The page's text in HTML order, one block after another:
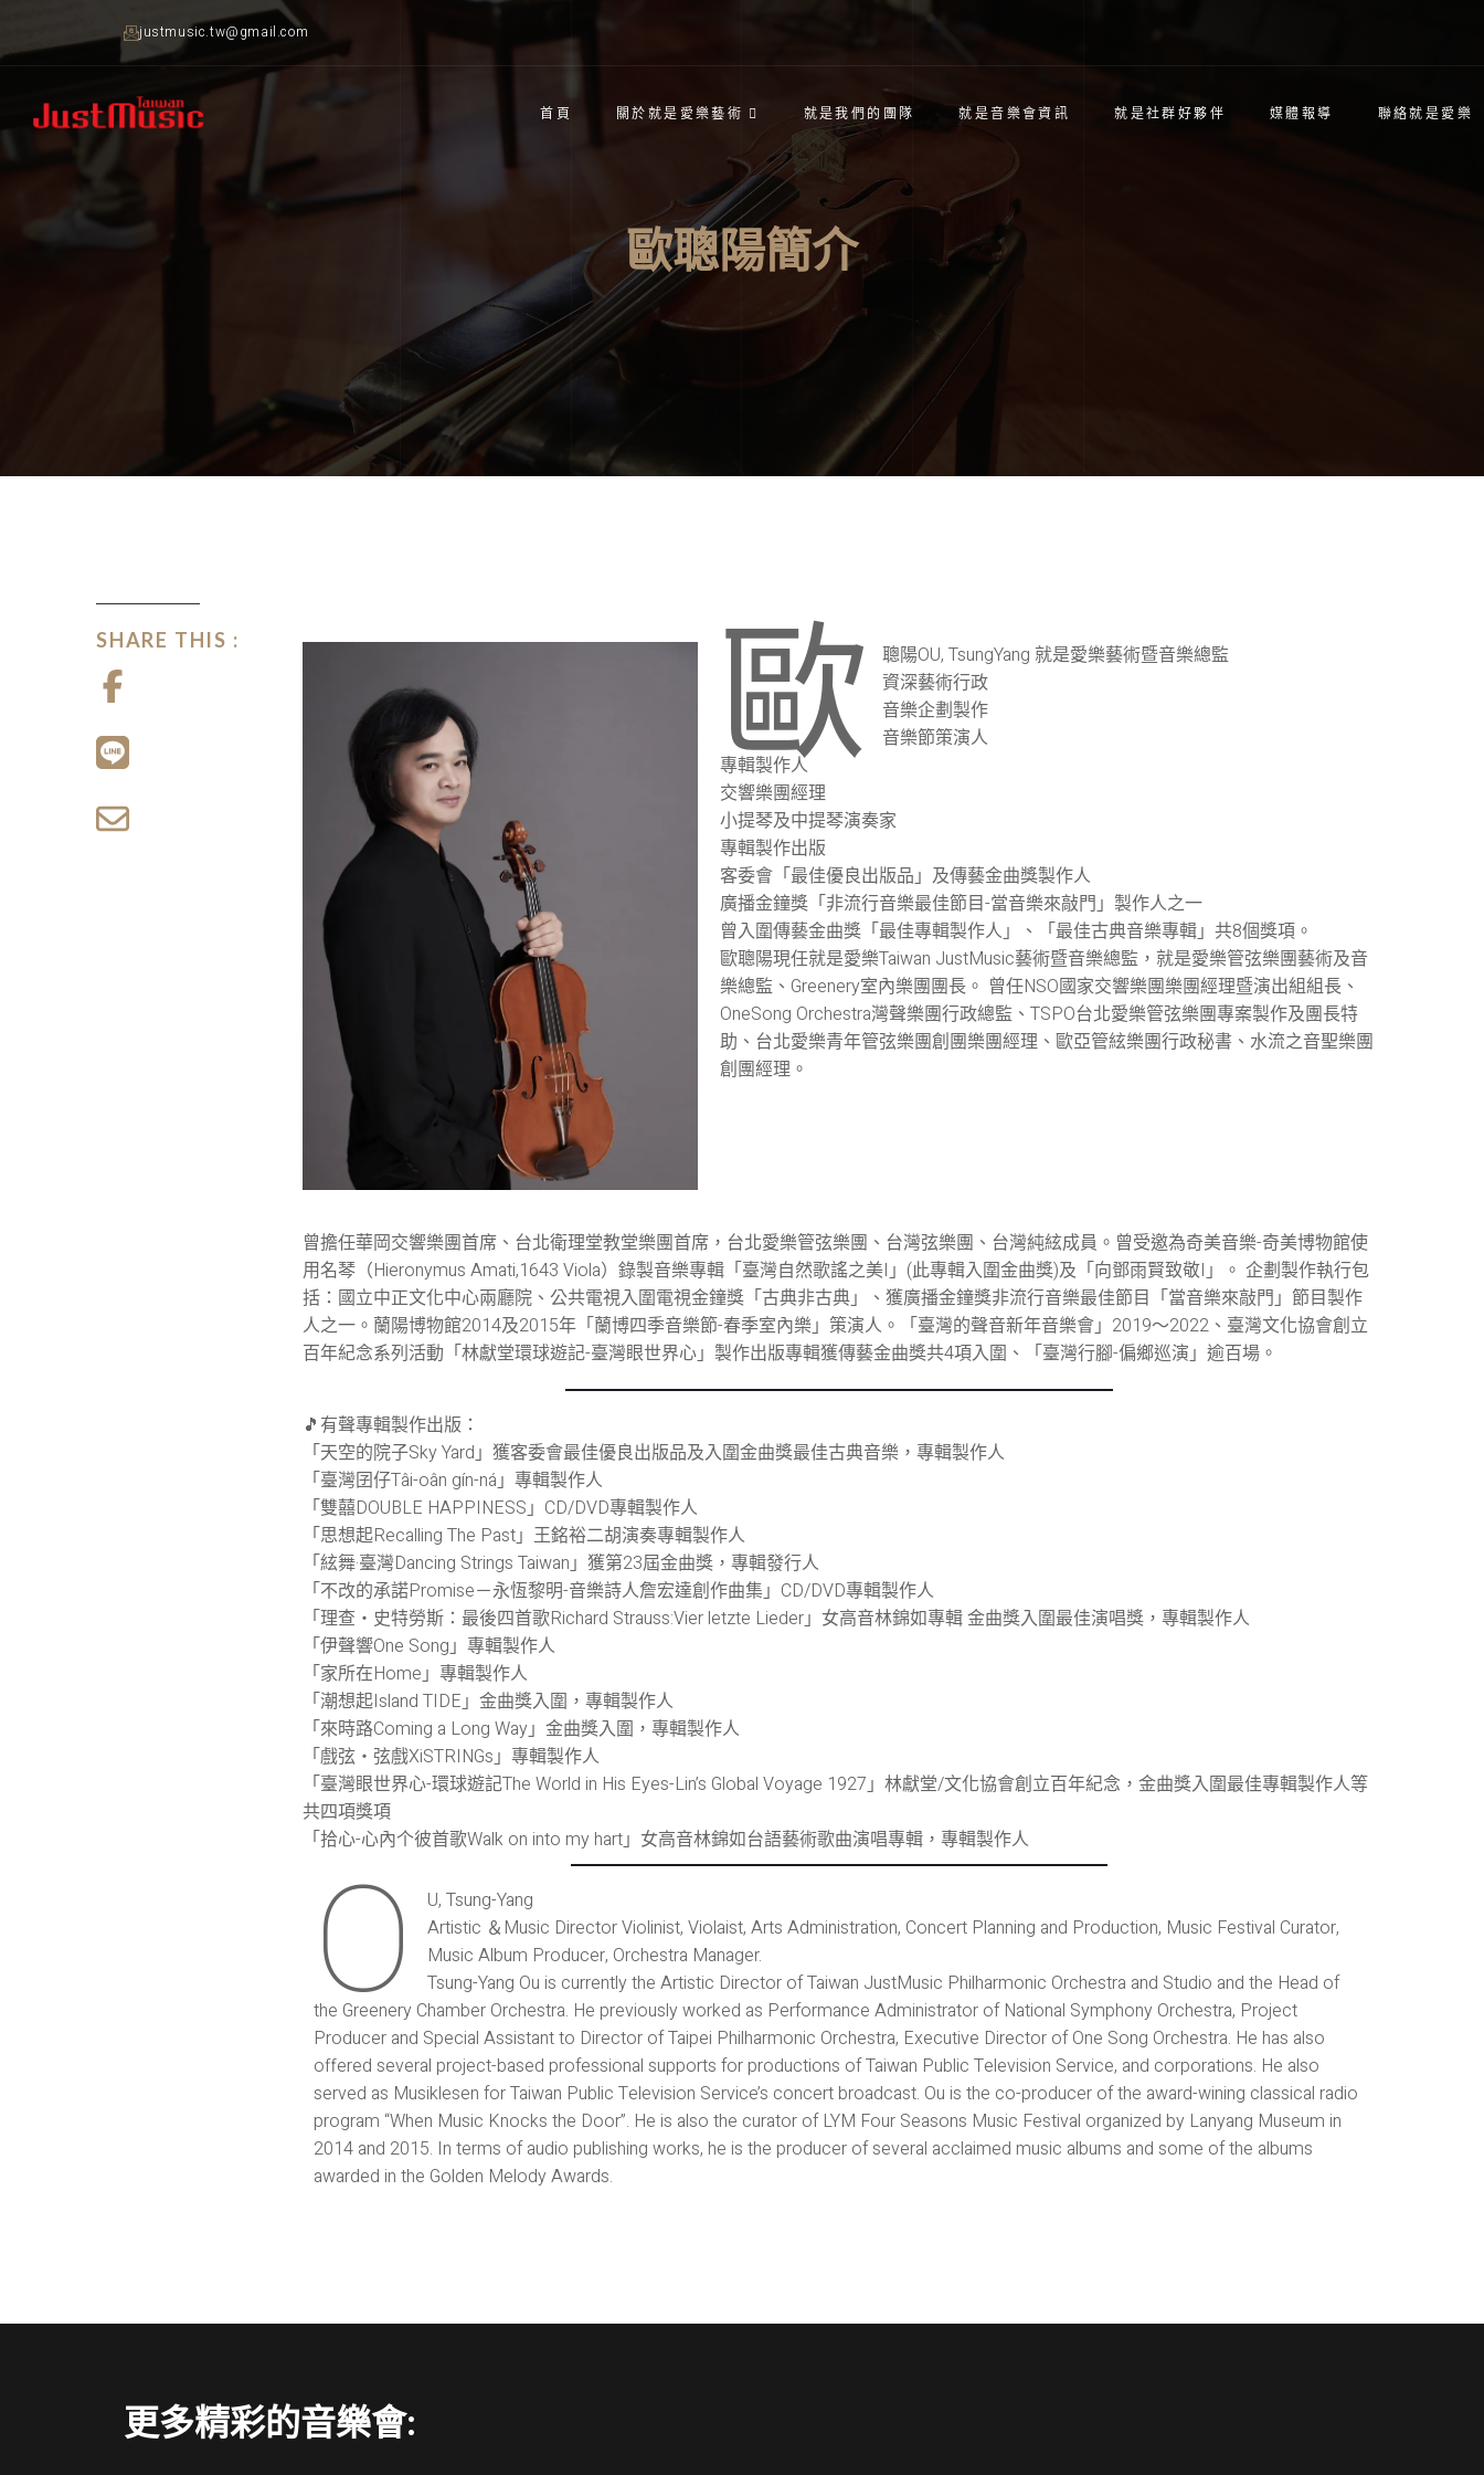
justmusic.tw@gmail.com
首頁 關於就是愛樂藝術 就是我們的團隊 就是音樂會資訊 就是社群好夥伴 媒體報導 聯絡就是愛樂
歐聰陽簡介
SHARE THIS : 歐
聰陽OU, TsungYang 就是愛樂藝術暨音樂總監
資深藝術行政
音樂企劃製作
音樂節策演人
專輯製作人
交響樂團經理
小提琴及中提琴演奏家
專輯製作出版
客委會「最佳優良出版品」及傳藝金曲獎製作人
廣播金鐘獎「非流行音樂最佳節目-當音樂來敲門」製作人之一
曾入圍傳藝金曲獎「最佳專輯製作人」、「最佳古典音樂專輯」共8個獎項。
歐聰陽現任就是愛樂Taiwan JustMusic藝術暨音樂總監，就是愛樂管弦樂團藝術及音
樂總監、Greenery室內樂團團長。 曾任NSO國家交響樂團樂團經理暨演出組組長、
OneSong Orchestra灣聲樂團行政總監、TSPO台北愛樂管弦樂團專案製作及團長特
助、台北愛樂青年管弦樂團創團樂團經理、歐亞管絃樂團行政秘書、水流之音聖樂團
創團經理。
曾擔任華岡交響樂團首席、台北衛理堂教堂樂團首席，台北愛樂管弦樂團、台灣弦樂團、台灣純絃成員。曾受邀為奇美音樂-奇美博物館使
用名琴（Hieronymus Amati,1643 Viola）錄製音樂專輯「臺灣自然歌謠之美I」(此專輯入圍金曲獎)及「向鄧雨賢致敬I」。 企劃製作執行包
括：國立中正文化中心兩廳院、公共電視入圍電視金鐘獎「古典非古典」、獲廣播金鐘獎非流行音樂最佳節目「當音樂來敲門」節目製作
人之一。蘭陽博物館2014及2015年「蘭博四季音樂節-春季室內樂」策演人。「臺灣的聲音新年音樂會」2019～2022、臺灣文化協會創立
百年紀念系列活動「林獻堂環球遊記-臺灣眼世界心」製作出版專輯獲傳藝金曲獎共4項入圍、「臺灣行腳-偏鄉巡演」逾百場。
🎵有聲專輯製作出版：
「天空的院子Sky Yard」獲客委會最佳優良出版品及入圍金曲獎最佳古典音樂，專輯製作人
「臺灣囝仔Tâi-oân gín-ná」專輯製作人
「雙囍DOUBLE HAPPINESS」CD/DVD專輯製作人
「思想起Recalling The Past」王銘裕二胡演奏專輯製作人
「絃舞·臺灣Dancing Strings Taiwan」獲第23屆金曲獎，專輯發行人
「不改的承諾Promise－永恆黎明-音樂詩人詹宏達創作曲集」CD/DVD專輯製作人
「理查・史特勞斯：最後四首歌Richard Strauss:Vier letzte Lieder」女高音林錦如專輯 金曲獎入圍最佳演唱獎，專輯製作人
「伊聲響One Song」專輯製作人
「家所在Home」專輯製作人
「潮想起Island TIDE」金曲獎入圍，專輯製作人
「來時路Coming a Long Way」金曲獎入圍，專輯製作人
「戲弦・弦戲XiSTRINGs」專輯製作人
「臺灣眼世界心-環球遊記The World in His Eyes-Lin’s Global Voyage 1927」林獻堂/文化協會創立百年紀念，金曲獎入圍最佳專輯製作人等
共四項獎項
「拾心-心內个彼首歌Walk on into my hart」女高音林錦如台語藝術歌曲演唱專輯，專輯製作人
O
U, Tsung-Yang
Artistic ＆Music Director Violinist, Violaist, Arts Administration, Concert Planning and Production, Music Festival Curator,
Music Album Producer, Orchestra Manager.
Tsung-Yang Ou is currently the Artistic Director of Taiwan JustMusic Philharmonic Orchestra and Studio and the Head of
the Greenery Chamber Orchestra. He previously worked as Performance Administrator of National Symphony Orchestra, Project
Producer and Special Assistant to Director of Taipei Philharmonic Orchestra, Executive Director of One Song Orchestra. He has also
offered several project-based professional supports for productions of Taiwan Public Television Service, and corporations. He also
served as Musiklesen for Taiwan Public Television Service’s concert broadcast. Ou is the co-producer of the award-wining classical radio
program “When Music Knocks the Door”. He is also the curator of LYM Four Seasons Music Festival organized by Lanyang Museum in
2014 and 2015. In terms of audio publishing works, he is the producer of several acclaimed music albums and some of the albums
awarded in the Golden Melody Awards.
更多精彩的音樂會: